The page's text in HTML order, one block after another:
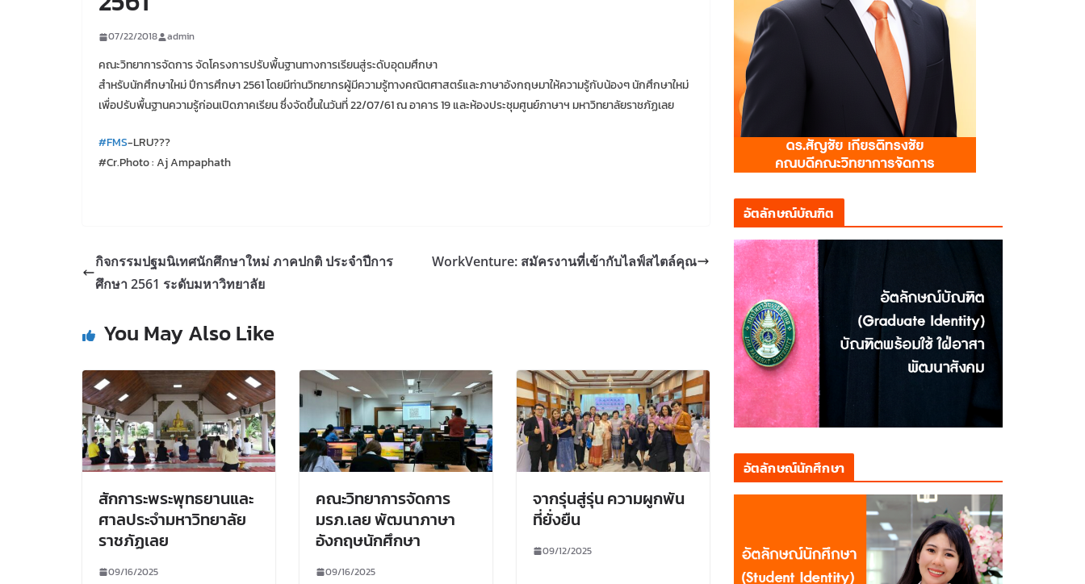
07/22/2018 admin
คณะวิทยาการจัดการ จัดโครงการปรับพื้นฐานทางการเรียนสู่ระดับอุดมศึกษา
สำหรับนักศึกษาใหม่ ปีการศึกษา 2561 โดยมีท่านวิทยากรผู้มีความรู้ทางคณิตศาสตร์และภาษาอังกฤษมาให้ความรู้กับน้องๆ นักศึกษาใหม่
เพื่อปรับพื้นฐานความรู้ก่อนเปิดภาคเรียน ซึ่งจัดขึ้นในวันที่ 22/07/61 ณ อาคาร 19 และห้องประชุมศูนย์ภาษาฯ มหาวิทยาลัยราชภัฏเลย
#FMS-LRU???
#Cr.Photo : Aj Ampaphath
กิจกรรมปฐมนิเทศนักศึกษาใหม่ ภาคปกติ ประจำปีการ
ศึกษา 2561 ระดับมหาวิทยาลัย
WorkVenture: สมัครงานที่เข้ากับไลฟ์สไตล์คุณ
You May Also Like
สักการะพระพุทธยานและ
ศาลประจำมหาวิทยาลัย
ราชภัฏเลย
09/16/2025
คณะวิทยาการจัดการ
มรภ.เลย พัฒนาภาษา
อังกฤษนักศึกษา
09/16/2025
จากรุ่นสู่รุ่น ความผูกพัน
ที่ยั่งยืน
09/12/2025
อัตลักษณ์บัณฑิต
อัตลักษณ์นักศึกษา